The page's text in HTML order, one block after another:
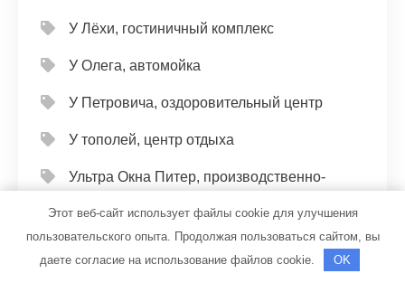
У Лёхи, гостиничный комплекс
У Олега, автомойка
У Петровича, оздоровительный центр
У тополей, центр отдыха
Ультра Окна Питер, производственно-
Универсал, автомойка
Этот веб-сайт использует файлы cookie для улучшения
пользовательского опыта. Продолжая пользоваться сайтом, вы
даете согласие на использование файлов cookie.
OK